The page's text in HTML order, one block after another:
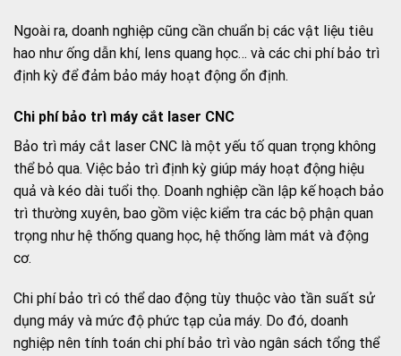
Ngoài ra, doanh nghiệp cũng cần chuẩn bị các vật liệu tiêu
hao như ống dẫn khí, lens quang học… và các chi phí bảo trì
định kỳ để đảm bảo máy hoạt động ổn định.
Chi phí bảo trì máy cắt laser CNC
Bảo trì máy cắt laser CNC là một yếu tố quan trọng không
thể bỏ qua. Việc bảo trì định kỳ giúp máy hoạt động hiệu
quả và kéo dài tuổi thọ. Doanh nghiệp cần lập kế hoạch bảo
trì thường xuyên, bao gồm việc kiểm tra các bộ phận quan
trọng như hệ thống quang học, hệ thống làm mát và động
cơ.
Chi phí bảo trì có thể dao động tùy thuộc vào tần suất sử
dụng máy và mức độ phức tạp của máy. Do đó, doanh
nghiệp nên tính toán chi phí bảo trì vào ngân sách tổng thể